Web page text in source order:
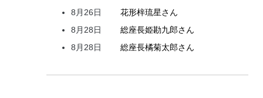
8月26日
花形梓琉星さん
8月28日
総座長姫勘九郎さん
8月28日
総座長橘菊太郎さん